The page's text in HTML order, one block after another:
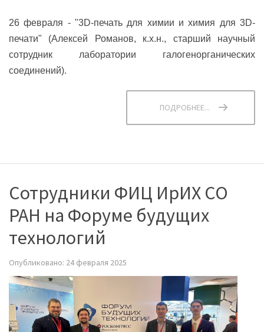
26 февраля - "3D-печать для химии и химия для 3D-
печати" (Алексей Романов, к.х.н., старший научный
сотрудник лаборатории галогенорганических
соединений).
ПОДРОБНЕЕ...
Сотрудники ФИЦ ИрИХ СО
РАН на Форуме будущих
технологий
Опубликовано: 24 февраля 2025